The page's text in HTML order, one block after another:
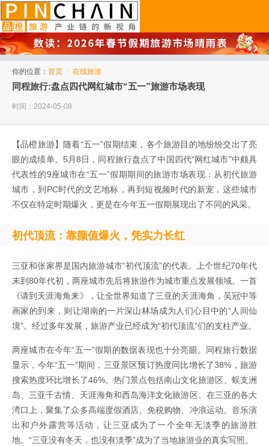
你的位置： 首页 > 在线旅游
同程旅行:盘点四代网红城市“五一”旅游市场表现
时间：2024-05-08
【品橙旅游】随着“五一”假期结束，各个旅游目的地纷纷交出了亮
眼的成绩单。5月8日，同程旅行盘点了中国四代“网红城市”中颇具
代表性的9座城市在“五一”假期期间的旅游市场表现：从初代旅游
城市，到PC时代的文艺地标，再到短视频时代的新宠，这些城市
不仅在特定时期爆火，更是在今年五一假期展现出了不同的风采。
初代顶流：靠颜值爆火，凭实力长红
三亚和张家界是国内旅游城市“初代顶流”的代表。上个世纪70年代
末到80年代初，两座城市先后将旅游作为城市重点发展领域。一首
《请到天涯海角来》，让全世界知道了三亚的天涯海角，吴冠中等
画家的到来，则让湖南的一片深山林场成为人们心目中的“人间仙
境”。经过多年发展，旅游产业已经成为“初代顶流”们的支柱产业。
两座城市在今年“五一”假期的数据表现也十分亮眼。同程旅行数据
显示，今年“五一”期间，三亚景区预订热度同比增长了38%，旅游
搜索热度环比增长了46%。热门景点包括南山文化旅游区、蜈支洲
岛、三亚千古情、天涯海角和西岛海洋文化旅游区。在三亚的各大
湾口上，聚集了众多高端度假酒店、免税购物、冲浪运动、音乐演
出和户外露营等活动，让三亚成为了一个全年无淡季的旅游胜
地。“三亚没有冬天，也没有淡季”成为了当地旅游业的真实写照。